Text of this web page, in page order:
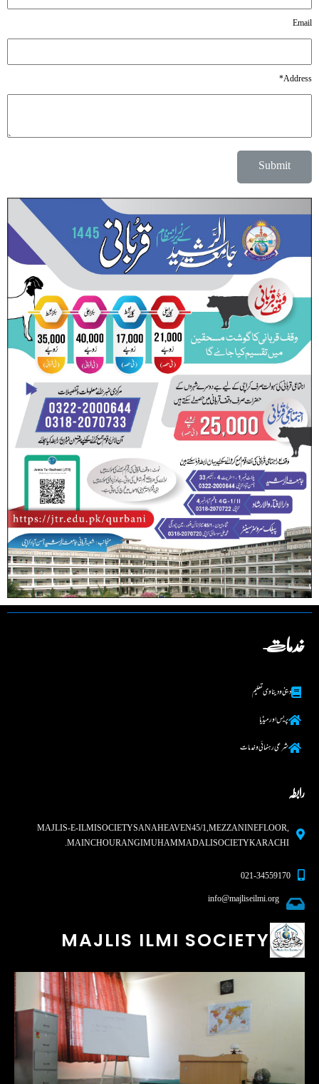
Email
Address
*
Submit
خدمات
دینی و دینا وی تعلیم
پریس اور میڈیا
شرعی رہنما ئی و خدمات
رابطہ
MAJLIS-E-ILMI SOCIETY SANA HEAVEN 45/1, MEZZANINE FLOOR,
MAIN CHOURANGI MUHAMMAD ALI SOCIETY KARACHI.
021-34559170
info@majliseilmi.org
MAJLIS ILMI SOCIETY